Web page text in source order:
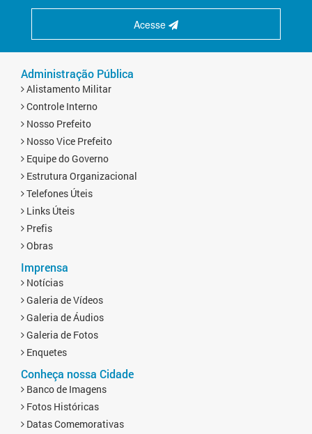
Acesse
Administração Pública
Alistamento Militar
Controle Interno
Nosso Prefeito
Nosso Vice Prefeito
Equipe do Governo
Estrutura Organizacional
Telefones Úteis
Links Úteis
Prefis
Obras
Imprensa
Notícias
Galeria de Vídeos
Galeria de Áudios
Galeria de Fotos
Enquetes
Conheça nossa Cidade
Banco de Imagens
Fotos Históricas
Datas Comemorativas